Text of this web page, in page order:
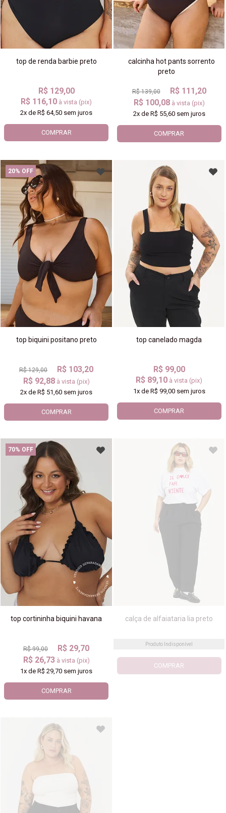
top de renda barbie preto
R$ 129,00
R$ 116,10 à vista (pix)
2x deR$ 64,50 sem juros
COMPRAR
calcinha hot pants sorrento
preto
R$ 139,00
R$ 111,20
R$ 100,08 à vista (pix)
2xde R$ 55,60sem juros
COMPRAR
20% OFF
top biquini positano preto
R$ 129,00
R$ 103,20
R$ 92,88 à vista (pix)
2x deR$ 51,60 sem juros
COMPRAR
top canelado magda
R$ 99,00
R$ 89,10 à vista (pix)
1xde R$ 99,00sem juros
COMPRAR
70% OFF
top cortininha biquini havana
R$ 99,00
R$ 29,70
R$ 26,73 à vista (pix)
1x deR$ 29,70 sem juros
COMPRAR
calça de alfaiataria lia preto
Produto Indisponível
COMPRAR